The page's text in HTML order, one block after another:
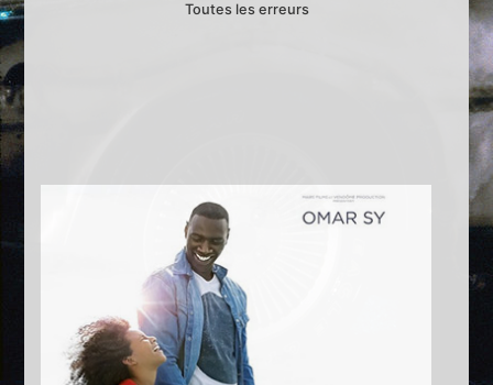
Toutes les erreurs